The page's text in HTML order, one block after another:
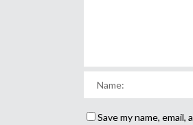
Save my name,